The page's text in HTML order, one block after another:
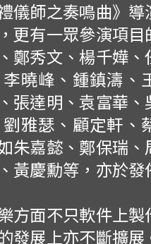
儀師之奏鳴曲》導
更有一眾參演項目
鄭秀文、楊千嬅、
曉峰、鍾鎮濤、
張達明、袁富華、
雅瑟、顧定軒、
朱嘉懿、鄭保瑞、
黃慶勳等，亦於發
方面不只軟件上製
發展上亦不斷擴展